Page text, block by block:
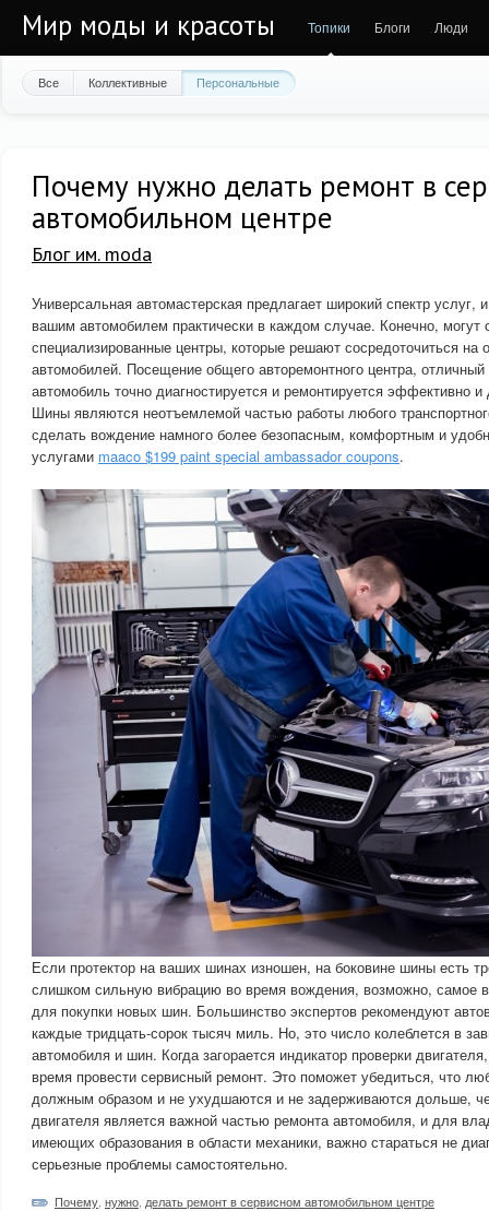
Мир моды и красоты Топики Блоги Люди
Все Коллективные Персональные
Почему нужно делать ремонт в
автомобильном центре
Блог им. moda
Универсальная автомастерская предлагает широкий спектр услуг,
вашим автомобилем практически в каждом случае. Конечно, могут
специализированные центры, которые решают сосредоточиться на
автомобилей. Посещение общего авторемонтного центра,
автомобиль точно диагностируется и ремонтируется эффективно
Шины являются неотъемлемой частью работы любого
сделать вождение намного более безопасным, комфортным и
услугами maaco $199 paint special ambassador coupons.
Если протектор на ваших шинах изношен, на боковине шины есть
слишком сильную вибрацию во время вождения, возможно, самое
для покупки новых шин. Большинство экспертов рекомендуют
каждые тридцать-сорок тысяч миль. Но, это число колеблется в
автомобиля и шин. Когда загорается индикатор проверки
время провести сервисный ремонт. Это поможет убедиться, что
должным образом и не ухудшаются и не задерживаются дольше,
двигателя является важной частью ремонта автомобиля, и для
имеющих образования в области механики, важно стараться не
серьезные проблемы самостоятельно.
Почему нужно делать ремонт в сервисном автомобильном центре